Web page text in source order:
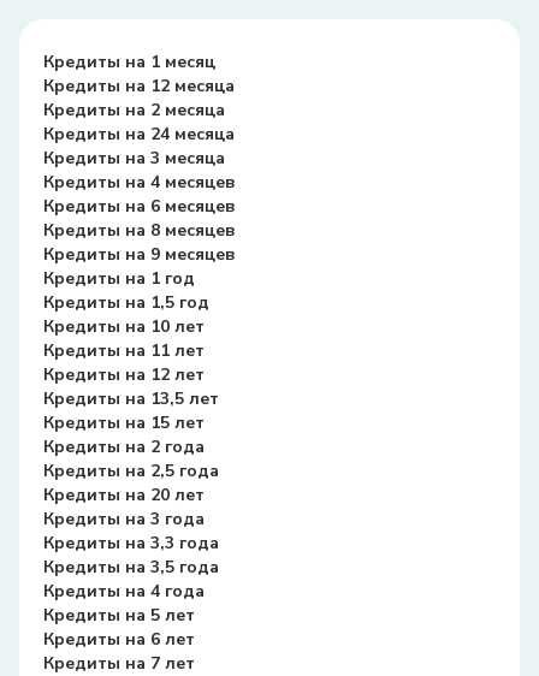
Кредиты на 1 месяц
Кредиты на 12 месяца
Кредиты на 2 месяца
Кредиты на 24 месяца
Кредиты на 3 месяца
Кредиты на 4 месяцев
Кредиты на 6 месяцев
Кредиты на 8 месяцев
Кредиты на 9 месяцев
Кредиты на 1 год
Кредиты на 1,5 год
Кредиты на 10 лет
Кредиты на 11 лет
Кредиты на 12 лет
Кредиты на 13,5 лет
Кредиты на 15 лет
Кредиты на 2 года
Кредиты на 2,5 года
Кредиты на 20 лет
Кредиты на 3 года
Кредиты на 3,3 года
Кредиты на 3,5 года
Кредиты на 4 года
Кредиты на 5 лет
Кредиты на 6 лет
Кредиты на 7 лет